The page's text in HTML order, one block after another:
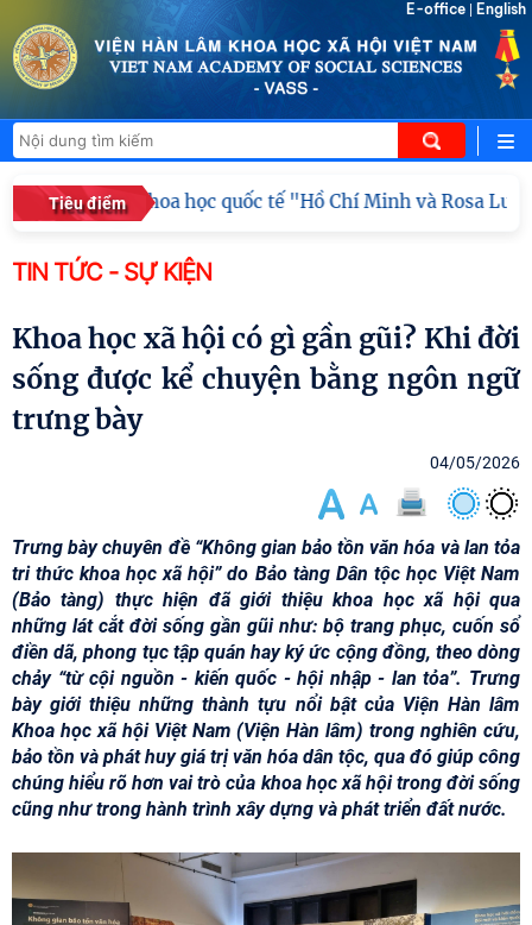
E-office English
Tiêu điểm
hội thảo khoa học quốc tế "Hồ Chí Minh và Rosa
TIN TỨC - SỰ KIỆN
Khoa học xã hội có gì gần gũi? Khi đời
sống được kể chuyện bằng ngôn ngữ
trưng bày
04/05/2026
Trưng bày chuyên đề “Không gian bảo tồn văn hóa và lan tỏa
tri thức khoa học xã hội” do Bảo tàng Dân tộc học Việt Nam
(Bảo tàng) thực hiện đã giới thiệu khoa học xã hội qua
những lát cắt đời sống gần gũi như: bộ trang phục, cuốn sổ
điền dã, phong tục tập quán hay ký ức cộng đồng, theo dòng
chảy “từ cội nguồn - kiến quốc - hội nhập - lan tỏa”. Trưng
bày giới thiệu những thành tựu nổi bật của Viện Hàn lâm
Khoa học xã hội Việt Nam (Viện Hàn lâm) trong nghiên cứu,
bảo tồn và phát huy giá trị văn hóa dân tộc, qua đó giúp công
chúng hiểu rõ hơn vai trò của khoa học xã hội trong đời sống
cũng như trong hành trình xây dựng và phát triển đất nước.